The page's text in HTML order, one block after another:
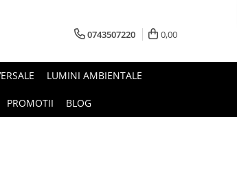
0743507220 0,00
LUMINI AMBIENTALE
PROMOTII BLOG